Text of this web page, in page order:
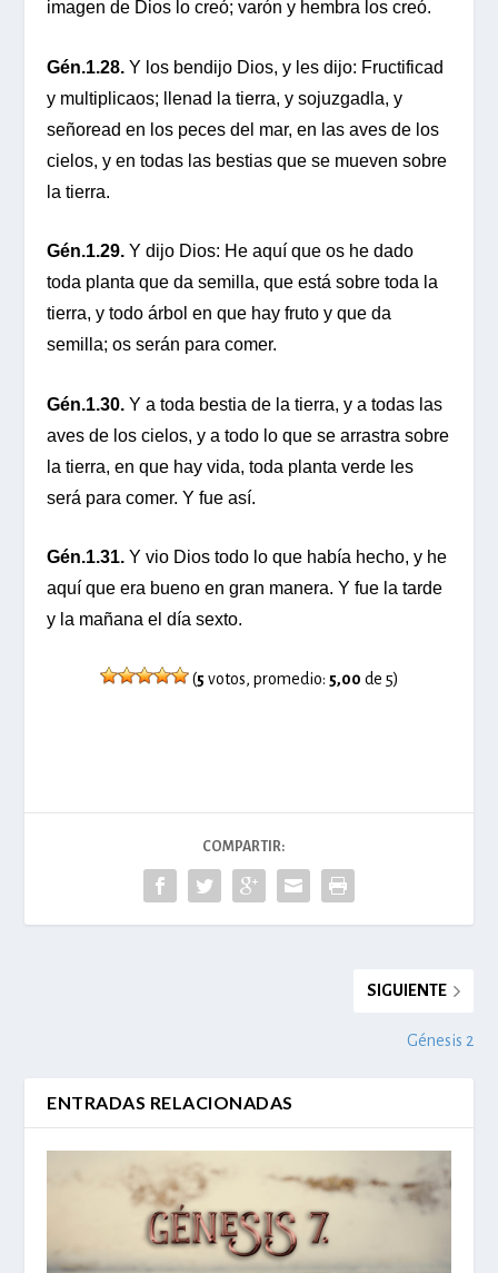
imagen de Dios lo creó; varón y hembra los creó.
Gén.1.28.Y los bendijo Dios, y les dijo: Fructificad
y multiplicaos; llenad la tierra, y sojuzgadla, y
señoread en los peces del mar, en las aves de los
cielos, y en todas las bestias que se mueven sobre
la tierra.
Gén.1.29.Y dijo Dios: He aquí que os he dado
toda planta que da semilla, que está sobre toda la
tierra, y todo árbol en que hay fruto y que da
semilla; os serán para comer.
Gén.1.30.Y a toda bestia de la tierra, y a todas las
aves de los cielos, y a todo lo que se arrastra sobre
la tierra, en que hay vida, toda planta verde les
será para comer. Y fue así.
Gén.1.31.Y vio Dios todo lo que había hecho, y he
aquí que era bueno en gran manera. Y fue la tarde
y la mañana el día sexto.
(5 votos, promedio: 5,00 de 5)
COMPARTIR:
SIGUIENTE
Génesis 2
ENTRADAS RELACIONADAS